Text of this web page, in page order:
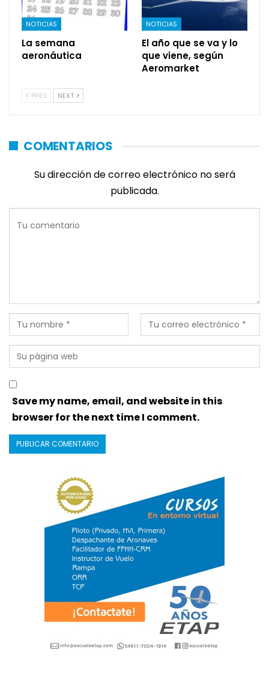
NOTICIAS
La semana
aeronáutica
NOTICIAS
El año que se va y lo
que viene, según
Aeromarket
PREV NEXT
COMENTARIOS
Su dirección de correo electrónico no será
publicada.
Save my name, email, and website in this
browser for the next time I comment.